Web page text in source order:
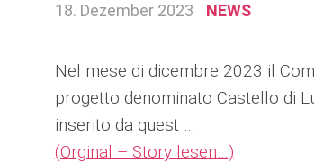
18. Dezember 2023 NEWS
Nel mese di dicembre 2023 il
progetto denominato Castello di
inserito da quest …
(Orginal – Story lesen…)